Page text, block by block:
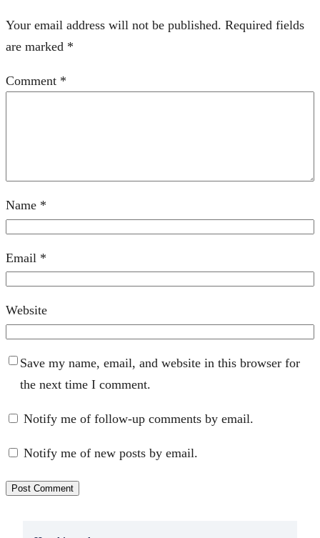
Your email address will not be published. Required fields
are marked *
Comment *
Name *
Email *
Website
Save my name, email, and website in this browser for
the next time I comment.
Notify me of follow-up comments by email.
Notify me of new posts by email.